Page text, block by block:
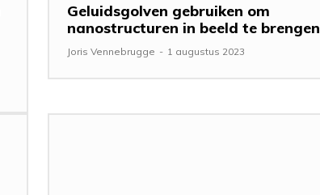
Geluidsgolven gebruiken om
nanostructuren in beeld te brengen
Joris Vennebrugge - 1 augustus 2023